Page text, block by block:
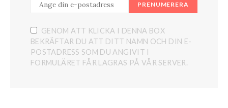
PRENUMERERA
GENOM ATT KLICKA I DENNA BOX
BEKRÄFTAR DU ATT DITT NAMN OCH DIN E-
POSTADRESS SOM DU ANGIVIT I
FORMULÄRET FÅR LAGRAS PÅ VÅR SERVER.